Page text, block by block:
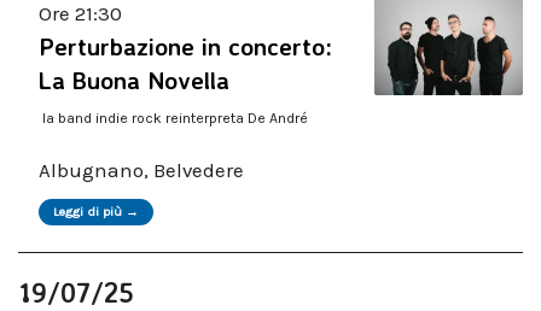
Ore 21:30
Perturbazione in concerto:
La Buona Novella
la band indie rock reinterpreta De André
Albugnano, Belvedere
Leggi di più →
19/07/25